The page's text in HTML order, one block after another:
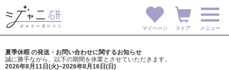
マイページ ストア メニュー
夏季休暇 の発送・お問い合わせに関するお知らせ
誠に勝手ながら、以下の期間を休業とさせていただきます。
2026年8月11日(火)~2026年8月16日(日)